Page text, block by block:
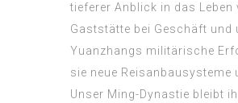
tieferer Anblick in das
Gaststätte bei Geschäft und
Yuanzhangs militärische
sie neue Reisanbausysteme
Unser Ming-Dynastie bleibt